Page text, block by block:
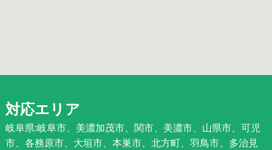
対応エリア
岐阜県:岐阜市、美濃加茂市、関市、美濃市、山県市、可児
市、各務原市、大垣市、本巣市、北方町、羽鳥市、多治見